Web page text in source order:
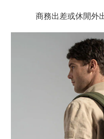
商務出差或休閒外